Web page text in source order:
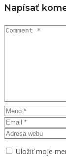
Napísať
Uložiť moje